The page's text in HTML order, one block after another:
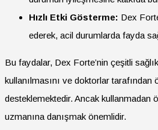
Hızlı Etki Gösterme: Dex
ederek, acil durumlarda fayda
Bu faydalar, Dex Forte’nin çeşitli
kullanılmasını ve doktorlar tarafından
desteklemektedir. Ancak kullanmadan
uzmanına danışmak önemlidir.